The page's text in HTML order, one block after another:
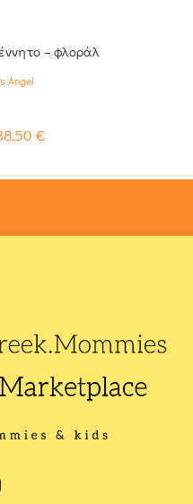
– φλοράλ
Angel
€